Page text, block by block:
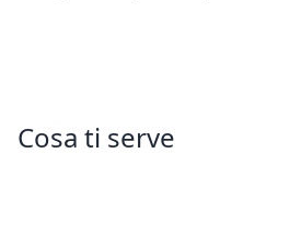
Cosa ti serve